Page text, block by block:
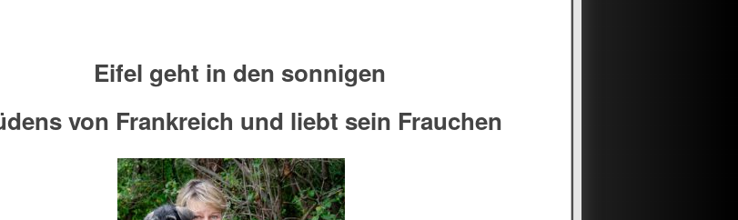
Eifel geht in den sonnigen
von Frankreich und liebt sein Frauchen